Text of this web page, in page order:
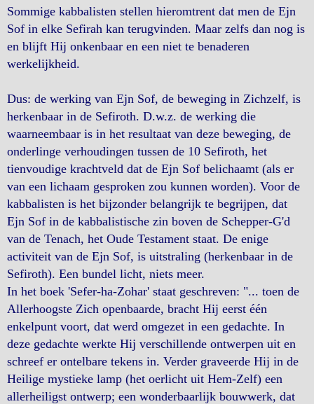
Sommige kabbalisten stellen hieromtrent dat men de Ejn
Sof in elke Sefirah kan terugvinden. Maar zelfs dan nog is
en blijft Hij onkenbaar en een niet te benaderen
werkelijkheid.
Dus: de werking van Ejn Sof, de beweging in Zichzelf, is
herkenbaar in de Sefiroth. D.w.z. de werking die
waarneembaar is in het resultaat van deze beweging, de
onderlinge verhoudingen tussen de 10 Sefiroth, het
tienvoudige krachtveld dat de Ejn Sof belichaamt (als er
van een lichaam gesproken zou kunnen worden). Voor de
kabbalisten is het bijzonder belangrijk te begrijpen, dat
Ejn Sof in de kabbalistische zin boven de Schepper-G'd
van de Tenach, het Oude Testament staat. De enige
activiteit van de Ejn Sof, is uitstraling (herkenbaar in de
Sefiroth). Een bundel licht, niets meer.
In het boek 'Sefer-ha-Zohar' staat geschreven: "... toen de
Allerhoogste Zich openbaarde, bracht Hij eerst één
enkelpunt voort, dat werd omgezet in een gedachte. In
deze gedachte werkte Hij verschillende ontwerpen uit en
schreef er ontelbare tekens in. Verder graveerde Hij in de
Heilige mystieke lamp (het oerlicht uit Hem-Zelf) een
allerheiligst ontwerp; een wonderbaarlijk bouwwerk, dat